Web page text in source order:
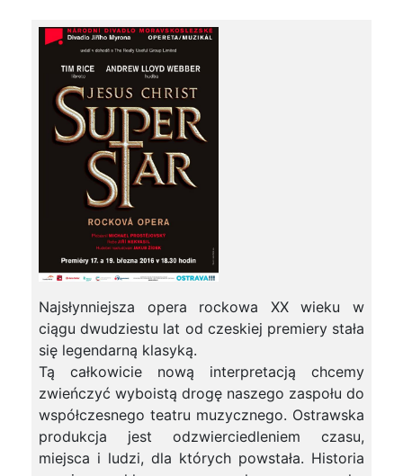
Najsłynniejsza opera rockowa XX wieku w
ciągu dwudziestu lat od czeskiej premiery stała
się legendarną klasyką.
Tą całkowicie nową interpretacją chcemy
zwieńczyć wyboistą drogę naszego zaspołu do
współczesnego teatru muzycznego. Ostrawska
produkcja jest odzwierciedleniem czasu,
miejsca i ludzi, dla których powstała. Historia